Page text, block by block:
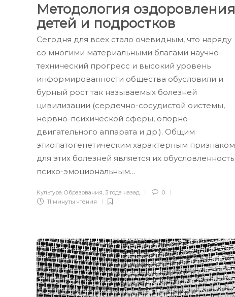
Методология оздоровления
детей и подростков
Сегодня для всех стало очевидным, что наряду
со многими материальными благами научно-
технический прогресс и высокий уровень
информированности общества обусловили и
бурный рост так называемых болезней
цивилизации (сердечно-сосудистой оистемы,
нервно-психической сферы, опорно-
двигательного аппарата и др.). Общим
этиопатогенетическим характерным признаком
для этих болезней является их обусловленность
психо-эмоциональным…
Культура Образования, 3 года назад
0
11 минуты чтения